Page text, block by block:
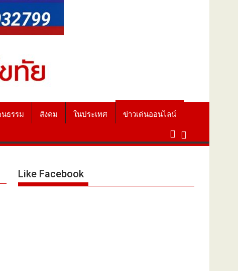
ธรรม สังคม ในประเทศ ข่าวเด่นออนไลน์
Like Facebook